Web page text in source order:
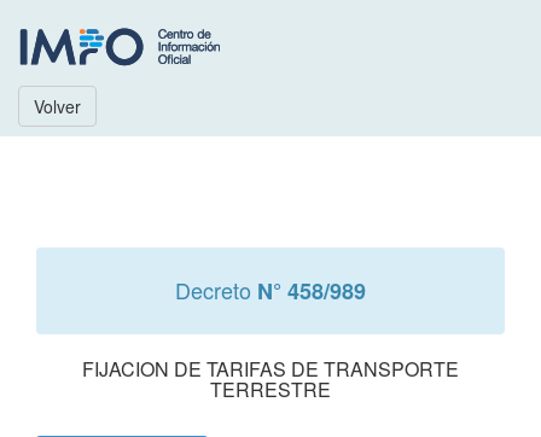
Volver
Decreto N° 458/989
FIJACION DE TARIFAS DE TRANSPORTE
TERRESTRE